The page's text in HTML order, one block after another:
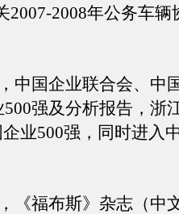
2007-2008年公务车辆
国企业联合会、中
强及分析报告，浙
业500强，同时进入
福布斯》杂志（中